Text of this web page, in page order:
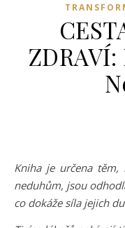
Kniha je určena
neduhům, jsou
co dokáže síla jejich